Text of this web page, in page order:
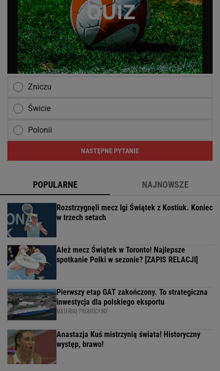
Zniczu
Świcie
Polonii
NASTĘPNE PYTANIE
POPULARNE NAJNOWSZE
Rozstrzygnęli mecz Igi Świątek z Kostiuk. Koniec
w trzech setach
Ależ mecz Świątek w Toronto! Najlepsze
spotkanie Polki w sezonie? [ZAPIS RELACJI]
Pierwszy etap GAT zakończony. To strategiczna
inwestycja dla polskiego eksportu
MATERIAŁ PROMOCYJNY
Anastazja Kuś mistrzynią świata! Historyczny
występ, brawo!